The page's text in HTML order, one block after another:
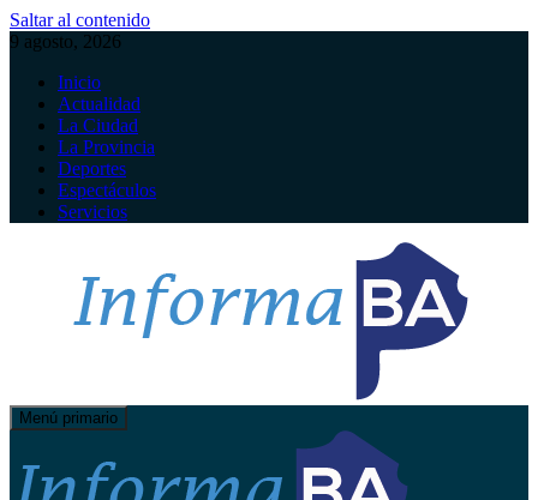
Saltar al contenido
9 agosto, 2026
Inicio
Actualidad
La Ciudad
La Provincia
Deportes
Espectáculos
Servicios
Menú primario